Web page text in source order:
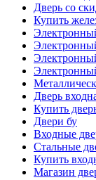
Дверь со
Купить
Дверь
Купить
Двери бу
Входные
Стальные
Купить
Магазин